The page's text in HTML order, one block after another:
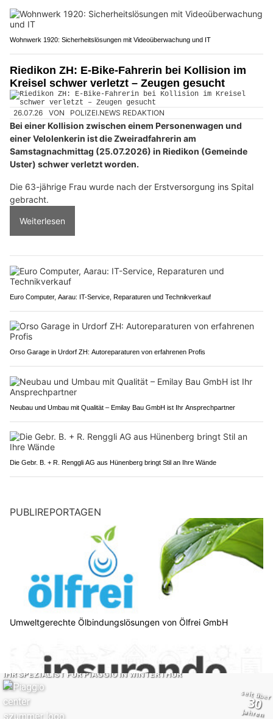
Wohnwerk 1920: Sicherheitslösungen mit Videoüberwachung und IT
Riedikon ZH: E-Bike-Fahrerin bei Kollision im
Kreisel schwer verletzt – Zeugen gesucht
26.07.26 VON POLIZEI.NEWS REDAKTION
Bei einer Kollision zwischen einem Personenwagen und
einer Velolenkerin ist die Zweiradfahrerin am
Samstagnachmittag (25.07.2026) in Riedikon (Gemeinde
Uster) schwer verletzt worden.
Die 63-jährige Frau wurde nach der Erstversorgung ins Spital
gebracht.
Weiterlesen
Euro Computer, Aarau: IT-Service, Reparaturen und Technikverkauf
Orso Garage in Urdorf ZH: Autoreparaturen von erfahrenen Profis
Neubau und Umbau mit Qualität – Emilay Bau GmbH ist Ihr Ansprechpartner
Die Gebr. B. + R. Renggli AG aus Hünenberg bringt Stil an Ihre Wände
PUBLIREPORTAGEN
Umweltgerechte Ölbindungslösungen von Ölfrei GmbH